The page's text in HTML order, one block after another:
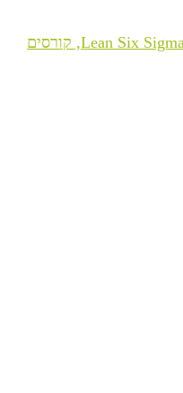
האקדמיה הדיגיטלית – הסמכות Lean Six Sigma, קורסים